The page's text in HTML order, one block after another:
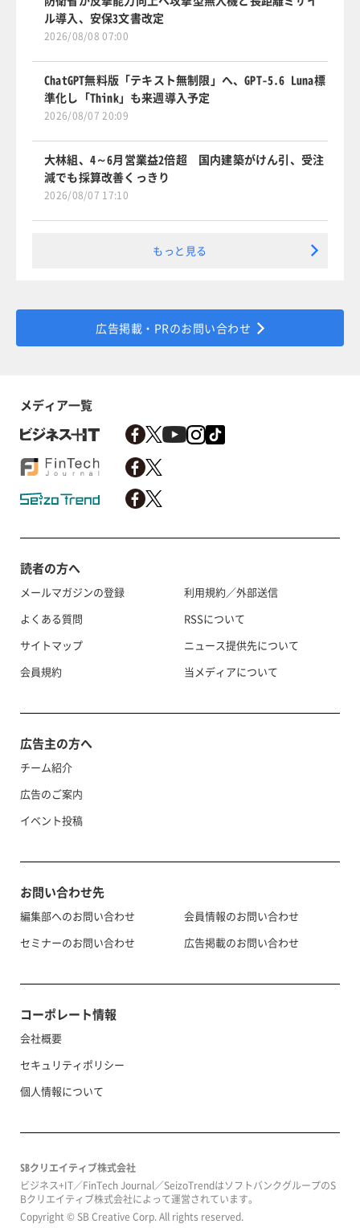
ル導入、安保3文書改定
2026/08/08 07:00
ChatGPT無料版「テキスト無制限」へ、GPT-5.6 Luna標
準化し「Think」も来週導入予定
2026/08/07 20:09
大林組、4～6月営業益2倍超 国内建築がけん引、受注
減でも採算改善くっきり
2026/08/07 17:10
もっと見る
広告掲載・PRのお問い合わせ
メディア一覧
読者の方へ
メールマガジンの登録
よくある質問
サイトマップ
会員規約
利用規約／外部送信
RSSについて
ニュース提供先について
当メディアについて
広告主の方へ
チーム紹介
広告のご案内
イベント投稿
お問い合わせ先
編集部へのお問い合わせ
セミナーのお問い合わせ
会員情報のお問い合わせ
広告掲載のお問い合わせ
コーポレート情報
会社概要
セキュリティポリシー
個人情報について
SBクリエイティブ株式会社
ビジネス+IT／FinTech Journal／SeizoTrendはソフトバンクグループのS
Bクリエイティブ株式会社によって運営されています。
Copyright © SB Creative Corp. All rights reserved.